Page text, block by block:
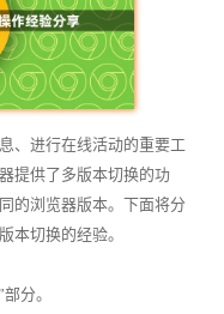
、进行在线活动的重要工
提供了多版本切换的功
的浏览器版本。下面将分
本切换的经验。
分。